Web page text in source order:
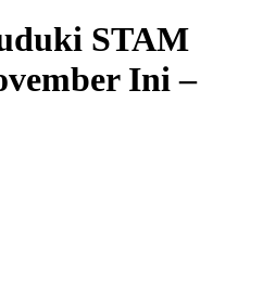
STAM
Ini –